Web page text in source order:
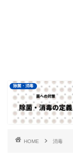
除菌・消毒
HOME 消毒